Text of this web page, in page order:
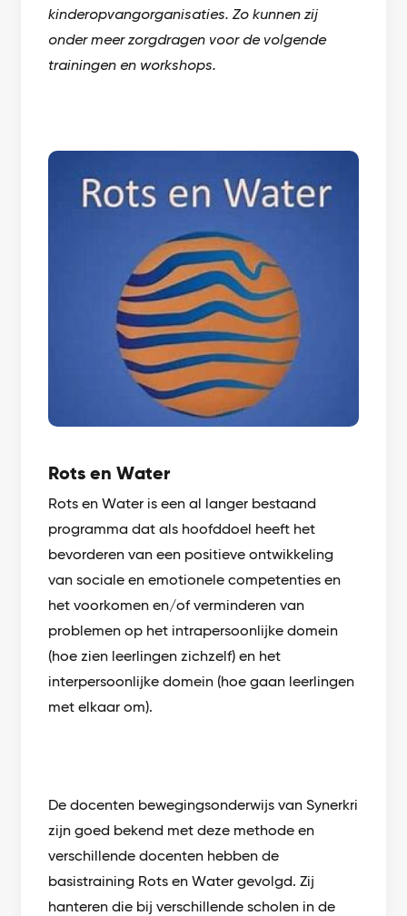
kinderopvangorganisaties. Zo kunnen zij
onder meer zorgdragen voor de volgende
trainingen en workshops.
Rots en Water
Rots en Water is een al langer bestaand
programma dat als hoofddoel heeft het
bevorderen van een positieve ontwikkeling
van sociale en emotionele competenties en
het voorkomen en/of verminderen van
problemen op het intrapersoonlijke domein
(hoe zien leerlingen zichzelf) en het
interpersoonlijke domein (hoe gaan leerlingen
met elkaar om).
De docenten bewegingsonderwijs van Synerkri
zijn goed bekend met deze methode en
verschillende docenten hebben de
basistraining Rots en Water gevolgd. Zij
hanteren die bij verschillende scholen in de